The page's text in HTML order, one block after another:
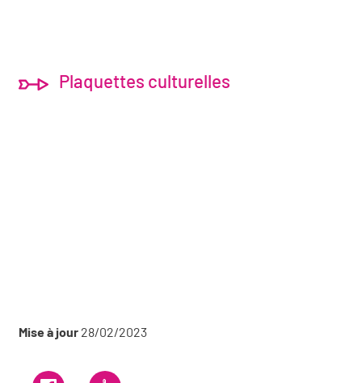
Plaquettes culturelles
Mise à jour 28/02/2023